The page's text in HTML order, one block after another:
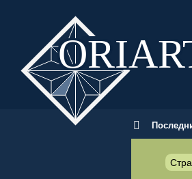
ORI